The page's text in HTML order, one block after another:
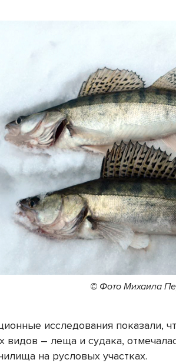
© Фото Михаила
исследования показали,
видов – леща и судака,
на русловых участках.